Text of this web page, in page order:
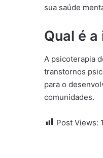
sua saúde
Qual é
A psicoterapia
transtornos
para o
comunidades.
Post Views: